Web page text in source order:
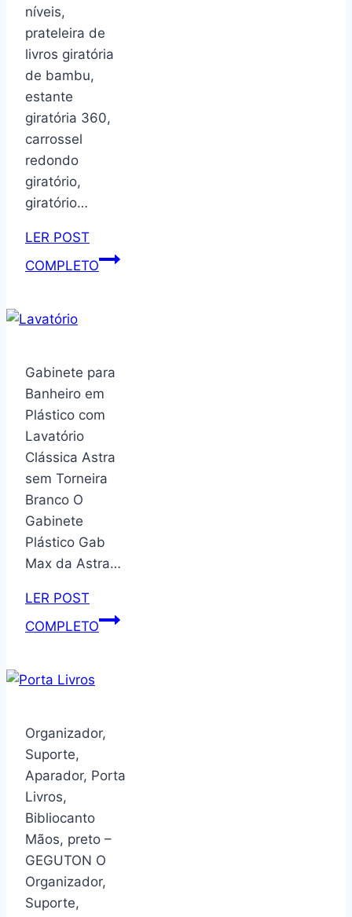
níveis,
prateleira de
livros giratória
de bambu,
estante
giratória 360,
carrossel
redondo
giratório,
giratório…
LER POST
COMPLETOSpaceAid
giratória
giratória
giratório,
espiral
Gabinete para
Banheiro em
Plástico com
Lavatório
Clássica Astra
sem Torneira
Branco O
Gabinete
Plástico Gab
Max da Astra…
LER POST
COMPLETOGabinete
Clássica
Branco
Organizador,
Suporte,
Aparador, Porta
Livros,
Bibliocanto
Mãos, preto –
GEGUTON O
Organizador,
Suporte,